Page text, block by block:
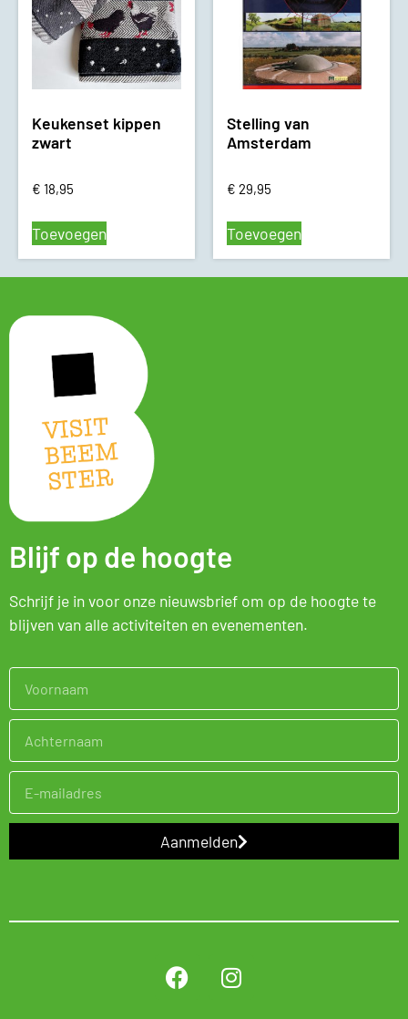
Keukenset kippen
zwart
€ 18,95
Toevoegen
Stelling van
Amsterdam
€ 29,95
Toevoegen
Blijf op de hoogte
Schrijf je in voor onze nieuwsbrief om op de hoogte te
blijven van alle activiteiten en evenementen.
Aanmelden